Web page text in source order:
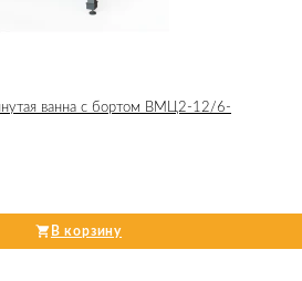
ванна с бортом ВМЦ2-12/6-
В корзину